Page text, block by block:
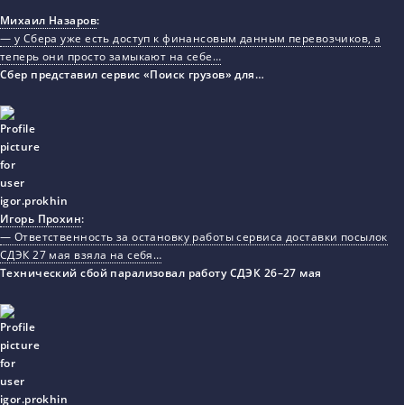
Михаил Назаров:
— у Сбера уже есть доступ к финансовым данным перевозчиков, а
теперь они просто замыкают на себе…
Сбер представил сервис «Поиск грузов» для…
Игорь Прохин:
— Ответственность за остановку работы сервиса доставки посылок
СДЭК 27 мая взяла на себя…
Технический сбой парализовал работу СДЭК 26–27 мая